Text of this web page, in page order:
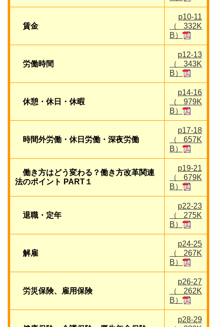
賃金
p10-11
（332K
B）
労働時間
p12-13
（343K
B）
休憩・休日・休暇
p14-16
（979K
B）
時間外労働・休日労働・深夜労働
p17-18
（657K
B）
働き方はどう変わる？働き方改革関連
法のポイント PART１
p19-21
（679K
B）
退職・定年
p22-23
（275K
B）
解雇
p24-25
（267K
B）
労災保険、雇用保険
p26-27
（262K
B）
p28-29